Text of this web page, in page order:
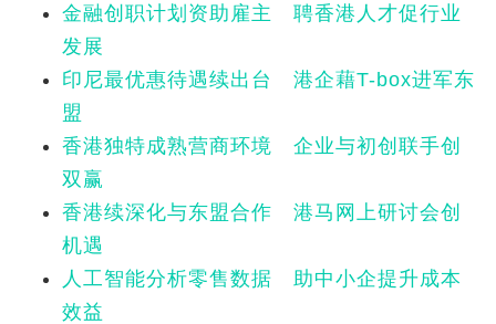
金融创职计划资助雇主 聘香港人才促行业
发展
印尼最优惠待遇续出台 港企藉T-box进军东
盟
香港独特成熟营商环境 企业与初创联手创
双赢
香港续深化与东盟合作 港马网上研讨会创
机遇
人工智能分析零售数据 助中小企提升成本
效益